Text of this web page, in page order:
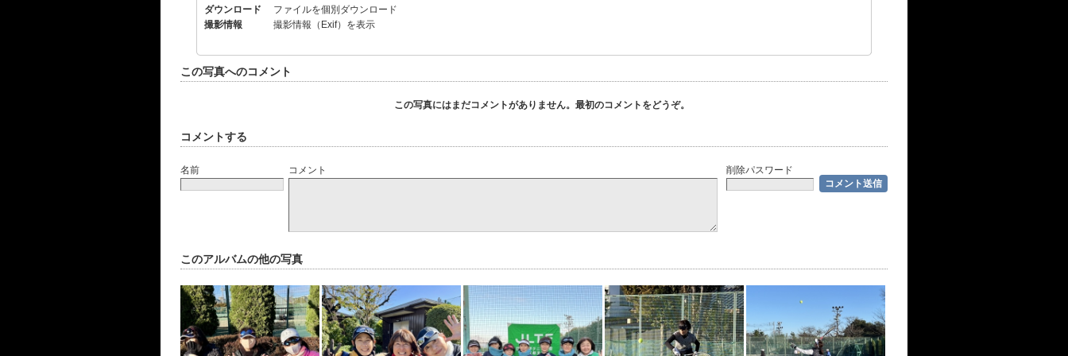
ダウンロード
ファイルを個別ダウンロード
撮影情報
撮影情報（Exif）を表示
この写真へのコメント
この写真にはまだコメントがありません。最初のコメントをどうぞ。
コメントする
名前 コメント 削除パスワード
このアルバムの他の写真